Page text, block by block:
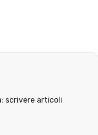
scrivere articoli